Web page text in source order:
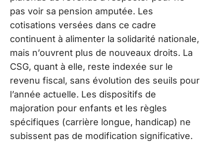
pas voir sa pension amputée. Les
cotisations versées dans ce cadre
continuent à alimenter la solidarité nationale,
mais n’ouvrent plus de nouveaux droits. La
CSG, quant à elle, reste indexée sur le
revenu fiscal, sans évolution des seuils pour
l’année actuelle. Les dispositifs de
majoration pour enfants et les règles
spécifiques (carrière longue, handicap) ne
subissent pas de modification significative.